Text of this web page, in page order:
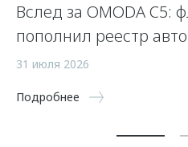
Вслед за OMODA C5:
пополнил реестр
31 июля 2026
Подробнее